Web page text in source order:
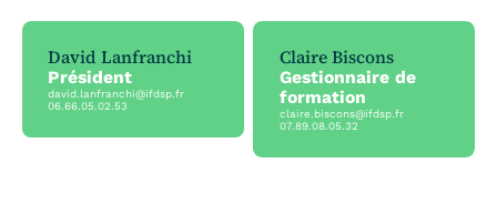
David Lanfranchi
Président
david.lanfranchi@ifdsp.fr
06.66.05.02.53
Claire Biscons
Gestionnaire de
formation
claire.biscons@ifdsp.fr
07.89.08.05.32